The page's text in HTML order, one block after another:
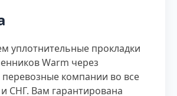
уплотнительные прокладки
Warm через
компании во все
СНГ. Вам гарантирована